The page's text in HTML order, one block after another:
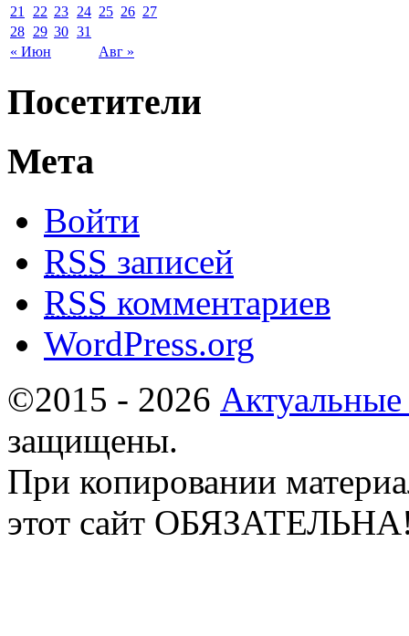
« Июн Авг »
21
22 23 24 25 26 27
28 29 30 31
Посетители
Мета
Войти
RSS записей
RSS комментариев
WordPress.org
©2015 - 2026
защищены.
При копировании
этот сайт